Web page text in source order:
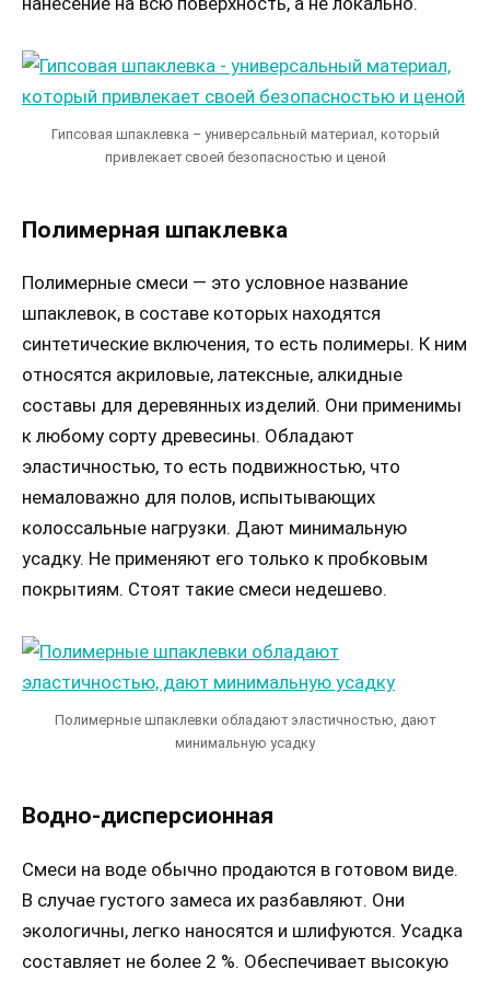
Гипсовая шпаклевка – универсальный материал, который
привлекает своей безопасностью и ценой
Полимерная шпаклевка
Полимерные смеси — это условное название
шпаклевок, в составе которых находятся
синтетические включения, то есть полимеры. К ним
относятся акриловые, латексные, алкидные
составы для деревянных изделий. Они применимы
к любому сорту древесины. Обладают
эластичностью, то есть подвижностью, что
немаловажно для полов, испытывающих
колоссальные нагрузки. Дают минимальную
усадку. Не применяют его только к пробковым
покрытиям. Стоят такие смеси недешево.
Полимерные шпаклевки обладают эластичностью, дают
минимальную усадку
Водно-дисперсионная
Смеси на воде обычно продаются в готовом виде.
В случае густого замеса их разбавляют. Они
экологичны, легко наносятся и шлифуются. Усадка
составляет не более 2 %. Обеспечивает высокую